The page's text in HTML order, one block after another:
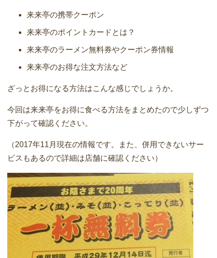
来来亭の携帯クーポン
来来亭のポイントカードとは？
来来亭のラーメン無料券やクーポン券情報
来来亭のお得な注文方法など
ざっとお得になる方法はこんな感じでしょうか。
今回は来来亭をお得に食べる方法をまとめたので少しずつ
下がって確認ください。
（2017年11月現在の情報です。また、併用できないサー
ビスもあるので詳細は店舗に確認ください）